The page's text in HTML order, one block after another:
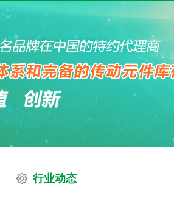
行业动态